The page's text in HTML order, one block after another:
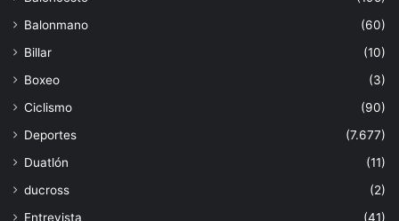
Balonmano
(60)
Billar
(10)
Boxeo
(3)
Ciclismo
(90)
Deportes
(7.677)
Duatlón
(11)
ducross
(2)
Entrevista
(41)